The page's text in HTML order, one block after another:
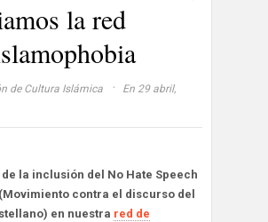
la red
de Cultura Islámica ·
En 29 abril,
la inclusión del No Hate Speech
contra el discurso del
en nuestra red de